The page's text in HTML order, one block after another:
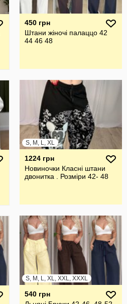
450 грн
Штани жіночі палаццо 42
44 46 48
S, M, L, XL
1224 грн
Новиночки Класні штани
двонитка . Розмiри 42- 48
S, M, L, XL, XXL, XXXL
540 грн